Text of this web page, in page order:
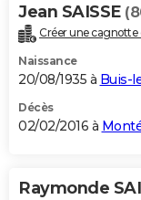
Jean SAISSE
Créer une cagnotte
Naissance
20/08/1935 à Buis-
Décès
02/02/2016 à
Raymonde